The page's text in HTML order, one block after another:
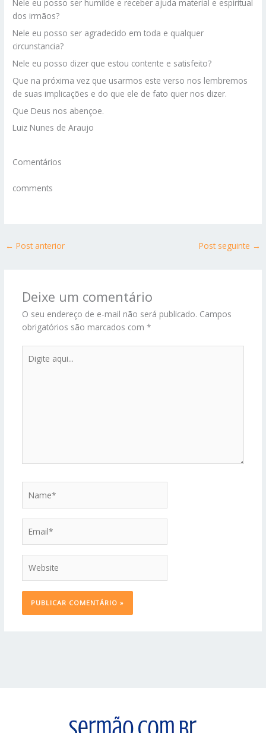
Nele eu posso ser humilde e receber ajuda material e espiritual
dos irmãos?
Nele eu posso ser agradecido em toda e qualquer
circunstancia?
Nele eu posso dizer que estou contente e satisfeito?
Que na próxima vez que usarmos este verso nos lembremos
de suas implicações e do que ele de fato quer nos dizer.
Que Deus nos abençoe.
Luiz Nunes de Araujo
Comentários
comments
← Post anterior Post seguinte →
Deixe um comentário
O seu endereço de e-mail não será publicado. Campos
obrigatórios são marcados com *
aqui...